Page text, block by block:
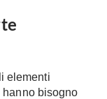
elementi
bisogno